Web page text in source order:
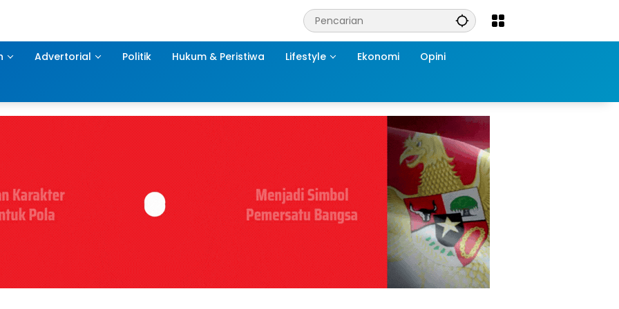
Advertorial Politik Hukum & Peristiwa Lifestyle Ekonomi Opini